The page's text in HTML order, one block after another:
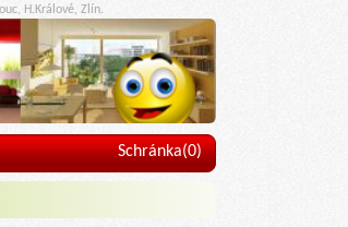
H.Králové, Zlín.
Schránka(0)